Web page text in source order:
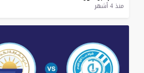
منذ 4 أشهر